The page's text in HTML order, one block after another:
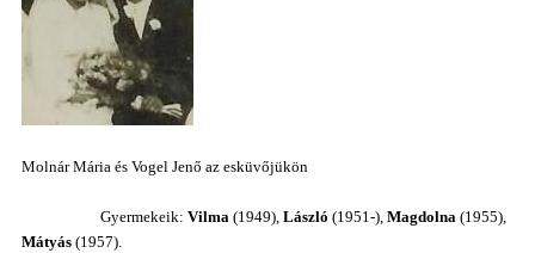
Molnár Mária és Vogel Jenő az esküvőjükön
Gyermekeik: Vilma (1949), László (1951-), Magdolna (1955),
Mátyás (1957).